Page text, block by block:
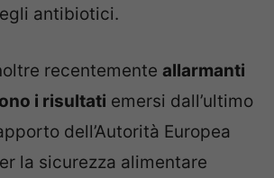
antibiotici.
recentemente allarmanti
i risultati emersi dall’ultimo
dell’Autorità Europea
la sicurezza alimentare